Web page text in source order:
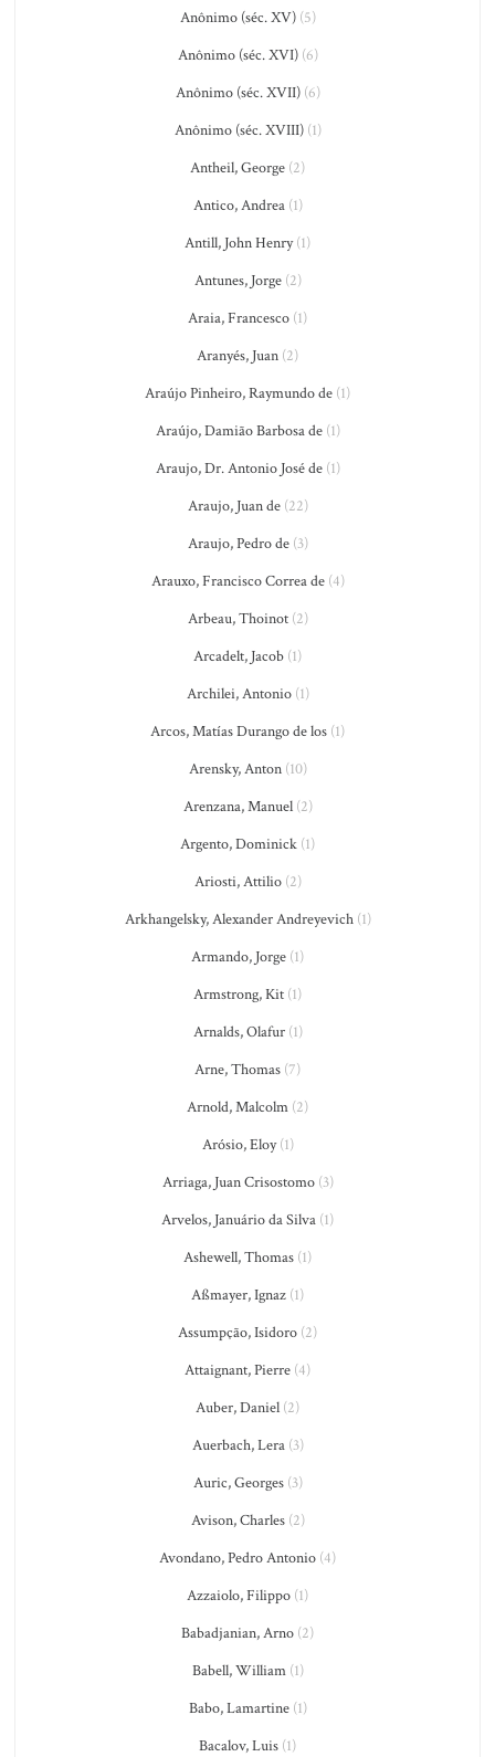
Anônimo (séc. XV)(5)
Anônimo (séc. XVI)(6)
Anônimo (séc. XVII)(6)
Anônimo (séc. XVIII)(1)
Antheil, George (2)
Antico, Andrea(1)
Antill, John Henry(1)
Antunes, Jorge(2)
Araia, Francesco (1)
Aranyés, Juan (2)
Araújo Pinheiro, Raymundo de (1)
Araújo, Damião Barbosa de(1)
Araujo, Dr. Antonio José de(1)
Araujo, Juan de(22)
Araujo, Pedro de(3)
Arauxo, Francisco Correa de(4)
Arbeau, Thoinot(2)
Arcadelt, Jacob (1)
Archilei, Antonio(1)
Arcos, Matías Durango de los (1)
Arensky, Anton(10)
Arenzana, Manuel(2)
Argento, Dominick (1)
Ariosti, Attilio(2)
Arkhangelsky, Alexander Andreyevich(1)
Armando, Jorge (1)
Armstrong, Kit (1)
Arnalds, Olafur(1)
Arne, Thomas (7)
Arnold, Malcolm (2)
Arósio, Eloy(1)
Arriaga, Juan Crisostomo(3)
Arvelos, Januário da Silva (1)
Ashewell, Thomas (1)
Aßmayer, Ignaz (1)
Assumpção, Isidoro (2)
Attaignant, Pierre (4)
Auber, Daniel (2)
Auerbach, Lera(3)
Auric, Georges(3)
Avison, Charles(2)
Avondano, Pedro Antonio (4)
Azzaiolo, Filippo (1)
Babadjanian, Arno (2)
Babell, William(1)
Babo, Lamartine(1)
Bacalov, Luis (1)